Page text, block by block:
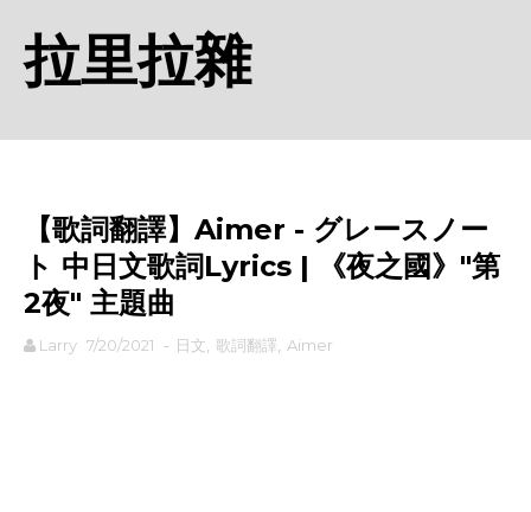
拉里拉雜
【歌詞翻譯】Aimer - グレースノー
ト 中日文歌詞Lyrics | 《夜之國》"第
2夜" 主題曲
Larry 7/20/2021 - 日文 歌詞翻譯 Aimer